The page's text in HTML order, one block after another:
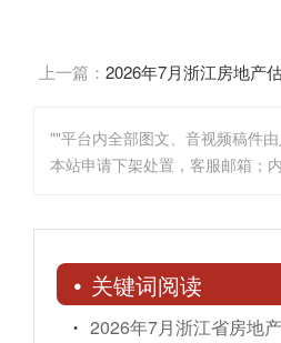
上一篇： 2026年7月浙江房地产
""平台内全部图文、音视频稿件
本站申请下架处置，客服邮箱；
关键词阅读